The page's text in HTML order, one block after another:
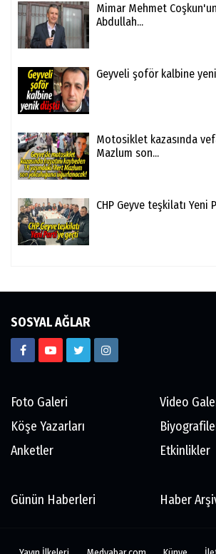
Mimar Mehmet Coşkun'un
Abdullah...
Geyveli şoför kalbine
Motosiklet kazasında
Mazlum son...
CHP Geyve teşkilatı Yeni
SOSYAL AĞLAR
Foto Galeri
Video
Köşe Yazarları
Anketler
Etkinlikler
Günün Haberleri Haber